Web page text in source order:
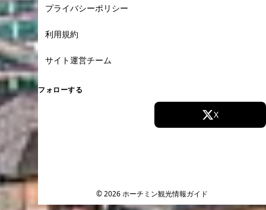
プライバシーポリシー
利用規約
サイト運営チーム
フォローする
X
© 2026 ホーチミン観光情報ガイド